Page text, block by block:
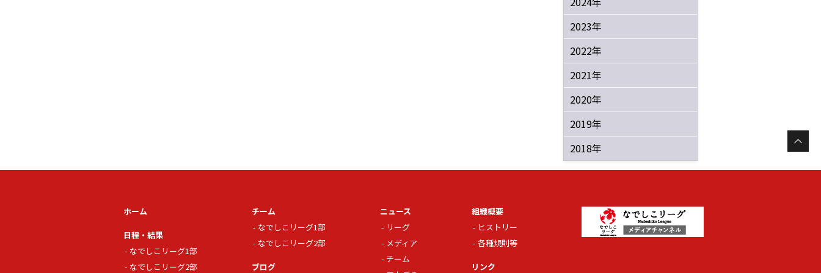
2023年
2022年
2021年
2020年
2019年
2018年
ホーム
日程・結果
なでしこリーグ1部
なでしこリーグ2部
チーム
なでしこリーグ1部
なでしこリーグ2部
ブログ
ニュース
リーグ
メディア
チーム
組織概要
ヒストリー
各種規則等
リンク